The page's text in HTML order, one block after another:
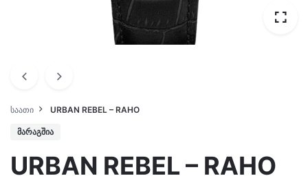
ᲡᲐᲐᲗᲘ URBAN REBEL – RAHO
ᲛᲐᲠᲐᲒᲨᲘᲐ
URBAN REBEL – RAHO